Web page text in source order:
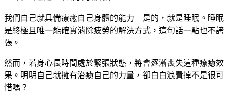
我們自己就具備療癒自己身體的能力—是的，就是睡眠。睡眠
是終極且唯一能確實消除疲勞的解決方式，這句話一點也不誇
張。
然而，若身心長時間處於緊張狀態，將會逐漸喪失這種療癒效
果。明明自己就擁有治癒自己的力量，卻白白浪費掉不是很可
惜嗎？